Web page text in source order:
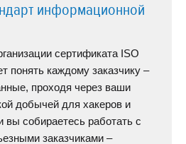
информационной
сертификата ISO
понять каждому заказчику –
проходя через ваши
добычей для хакеров и
вы собираетесь работать с
заказчиками –